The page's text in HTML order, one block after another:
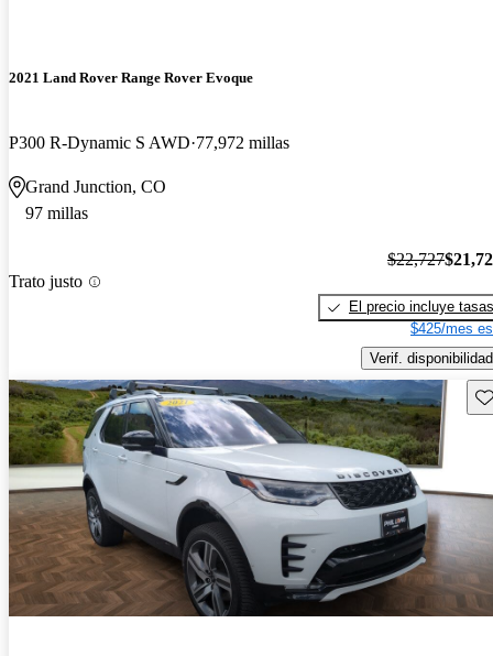
2021 Land Rover Range Rover Evoque
P300 R-Dynamic S AWD 77,972 millas
Grand Junction, CO
97 millas
Trato justo
$22,727
El precio incluye tasas
$425/mes
Verif. disponibilidad